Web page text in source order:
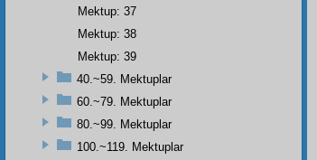
Mektup: 37
Mektup: 38
Mektup: 39
40.~59. Mektuplar
60.~79. Mektuplar
80.~99. Mektuplar
100.~119. Mektuplar